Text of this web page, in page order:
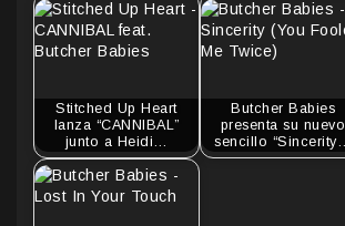
Stitched Up Heart
lanza “CANNIBAL”
junto a Heidi…
Butcher Babies
presenta su nuevo
sencillo “Sincerity…